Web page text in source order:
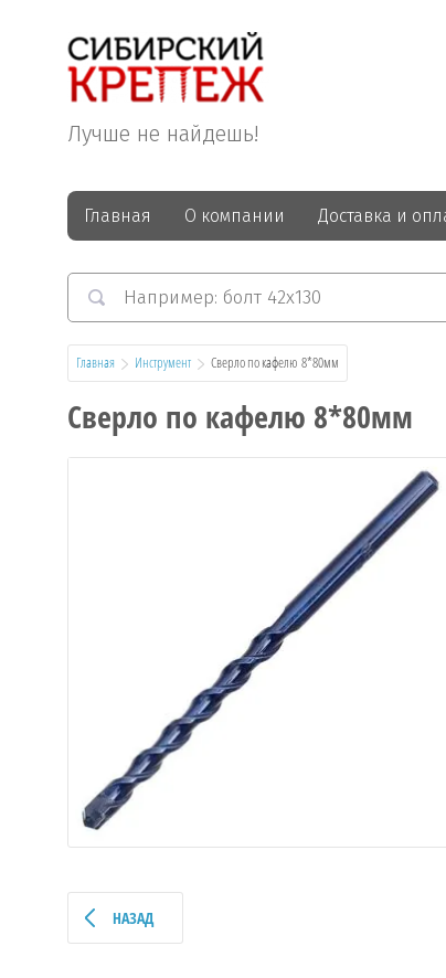
Лучше не найдешь!
Главная О компании Доставка и
Главная Инструмент
  Сверло по кафелю  8*80мм
Сверло по кафелю 8*80мм
НАЗАД